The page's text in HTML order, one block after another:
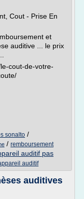
Cout - Prise En
et
auditive ... le prix
cout-de-votre-
sonalto /
/ remboursement
auditif pas
auditif
auditives